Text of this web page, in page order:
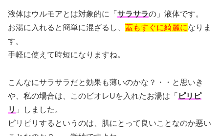
液体はウルモアとは対象的に「 サラサラの」液体です。
お湯に入れると簡単に混ざるし、 蓋もすぐに綺麗になりま
す。
手軽に使えて時短になりますね。
こんなにサラサラだと効果も薄いのかな？・・と思いき
や、私の場合は、このビオレUを入れたお湯は「 ピリピ
リ 」しました。
ピリピリするというのは、肌にとって良いことなのか悪い